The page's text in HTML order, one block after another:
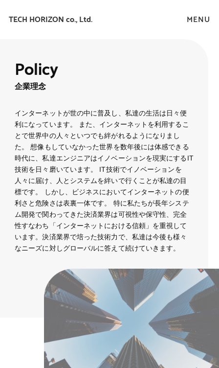
TECH HORIZON co., Ltd.
Policy
企業理念
インターネットが世の中に普及し、私達の生活は日々便
利になっています。 また、インターネットを利用するこ
とで世界中の人々といつでも絆がれるようになりまし
た。 想像もしていなかった世界を数年後には体感できる
時代に、私達エンジニアはイノベーションを現実にするIT
技術を日々磨いています。 IT技術でイノベーションを
人々に届け、人とシステムを絆いで行くことが私達の目
標です。 しかし、ビジネスにおいてインターネットの便
利さと危険さは表裏一体です。 特に私たちが長年システ
ム開発で関わってきた決済業界は可視性や保守性、完全
性すなわち「インターネットにおける信頼」を重視して
います。決済業界で培った技術力で、私達は今後も様々
なニーズに対しグローバルに答えて続けていきます。